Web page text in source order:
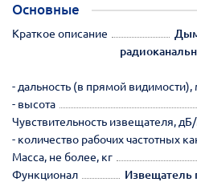
Основные
Краткое описание
- дальность (в прямой видимости),
- высота
Чувствительность извещателя,
- количество рабочих частотных
Масса, не более, кг
Функционал
Извещатель